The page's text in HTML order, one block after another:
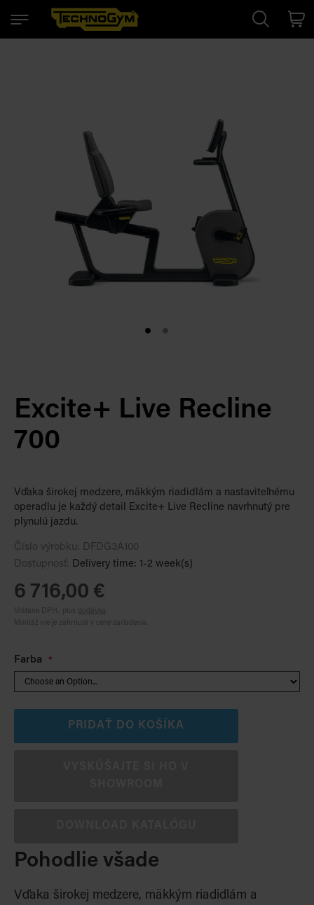
Cart
Excite+ Live Recline
700
Vďaka širokej medzere, mäkkým riadidlám a nastaviteľnému
operadlu je každý detail Excite+ Live Recline navrhnutý pre
plynulú jazdu.
Číslo výrobku:
DFDG3A100
Dostupnosť: Delivery time: 1-2 week(s)
6 716,00 €
Vrátane DPH., plus dodávka
Montáž nie je zahrnutá v cene zariadenia.
Farba
PRIDAŤ DO KOŠÍKA
Pohodlie všade
Vďaka širokej medzere, mäkkým riadidlám a